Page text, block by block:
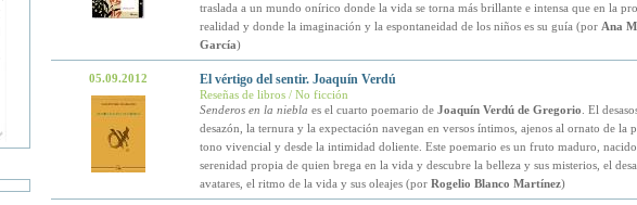
traslada a un mundo onírico donde la vida se torna más brillante e intensa que en la
realidad y donde la imaginación y la espontaneidad de los niños es su guía (por Ana
García)
05.09.2012 El vértigo del sentir. Joaquín Verdú
Reseñas de libros / No ficción
Senderos en la niebla es el cuarto poemario de Joaquín Verdú de Gregorio . El
desazón, la ternura y la expectación navegan en versos íntimos, ajenos al ornato de la
tono vivencial y desde la intimidad doliente. Este poemario es un fruto maduro,
serenidad propia de quien brega en la vida y descubre la belleza y sus misterios, el
avatares, el ritmo de la vida y sus oleajes (por Rogelio Blanco Martínez)